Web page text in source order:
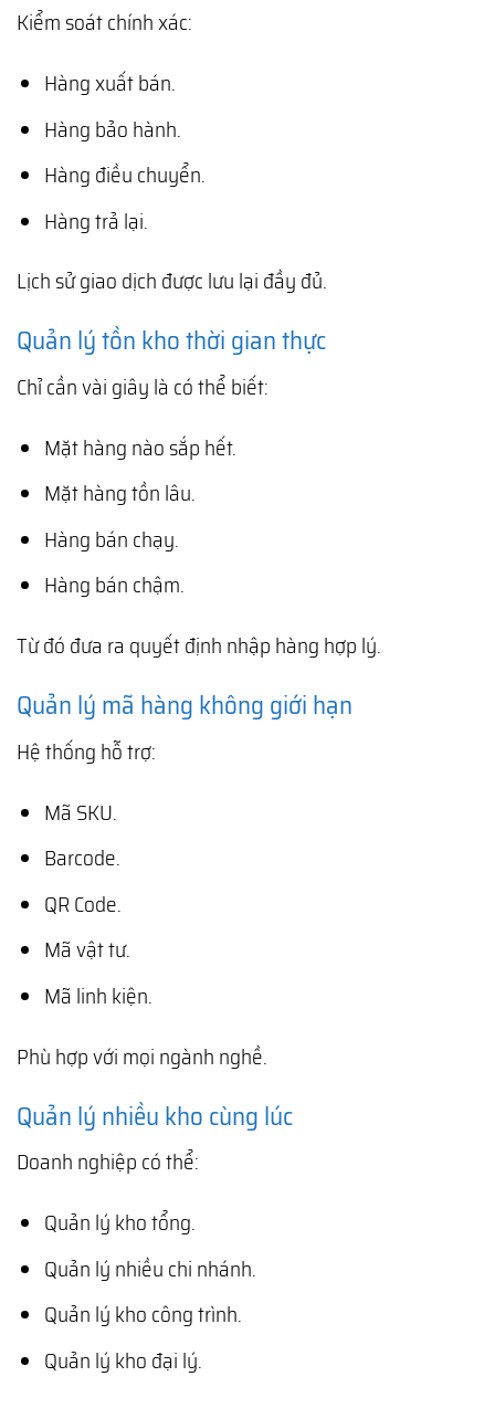
Kiểm soát chính xác:
Hàng xuất bán.
Hàng bảo hành.
Hàng điều chuyển.
Hàng trả lại.
Lịch sử giao dịch được lưu lại đầy đủ.
Quản lý tồn kho thời gian thực
Chỉ cần vài giây là có thể biết:
Mặt hàng nào sắp hết.
Mặt hàng tồn lâu.
Hàng bán chạy.
Hàng bán chậm.
Từ đó đưa ra quyết định nhập hàng hợp lý.
Quản lý mã hàng không giới hạn
Hệ thống hỗ trợ:
Mã SKU.
Barcode.
QR Code.
Mã vật tư.
Mã linh kiện.
Phù hợp với mọi ngành nghề.
Quản lý nhiều kho cùng lúc
Doanh nghiệp có thể:
Quản lý kho tổng.
Quản lý nhiều chi nhánh.
Quản lý kho công trình.
Quản lý kho đại lý.